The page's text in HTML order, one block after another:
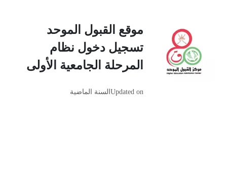
موقع القبول الموحد
تسجيل دخول نظام
المرحلة الجامعية الأولى
Updated on السنة الماضية